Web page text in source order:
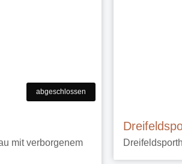
abgeschlossen
mit verborgenem